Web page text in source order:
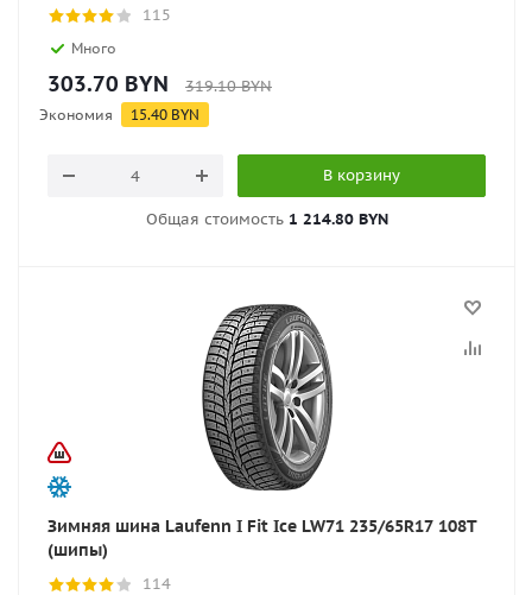
115
Много
303.70 BYN 319.10BYN
Экономия 15.40 BYN
В корзину
Общая стоимость 1 214.80 BYN
Зимняя шина Laufenn I Fit Ice LW71 235/65R17 108T
(шипы)
114